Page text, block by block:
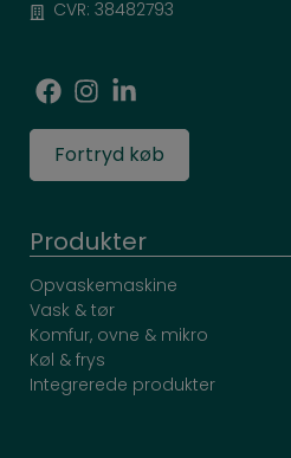
CVR: 38482793
Fortryd køb
Produkter
Opvaskemaskine
Vask & tør
Komfur, ovne & mikro
Køl & frys
Integrerede produkter